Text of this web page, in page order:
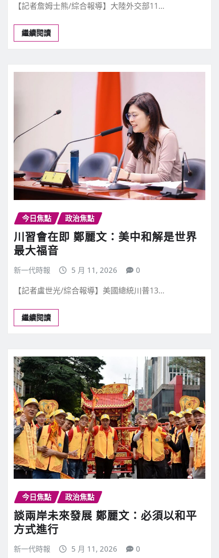
【記者詹姆士熊/綜合報導】大陸外交部11…
繼續閱讀
今日焦點 政治焦點
川習會在即 鄭麗文：美中和解是世界
最大福音
新一代時報 5 月 11, 2026 0
【記者盧世光/綜合報導】美國總統川普13…
繼續閱讀
今日焦點 政治焦點
談兩岸未來發展 鄭麗文：必須以和平
方式進行
新一代時報 5 月 11, 2026 0